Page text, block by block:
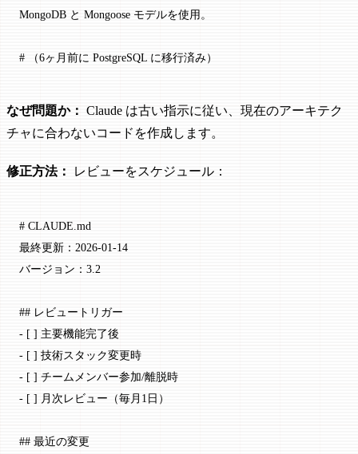
MongoDB と Mongoose モデルを使用。
# （6ヶ月前に PostgreSQL に移行済み）
なぜ問題か： Claude は古い指示に従い、現在のアーキテク
チャに合わないコードを作成します。
修正方法： レビューをスケジュール：
# CLAUDE.md
最終更新：2026-01-14
バージョン：3.2
## レビュートリガー
- [ ] 主要機能完了後
- [ ] 技術スタック変更時
- [ ] チームメンバー参加/離脱時
- [ ] 月次レビュー（毎月1日）
## 最近の変更